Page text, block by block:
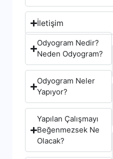
İletişim
Odyogram Nedir?
Neden Odyogram?
Odyogram Neler
Yapıyor?
Yapılan Çalışmayı
Beğenmezsek Ne
Olacak?